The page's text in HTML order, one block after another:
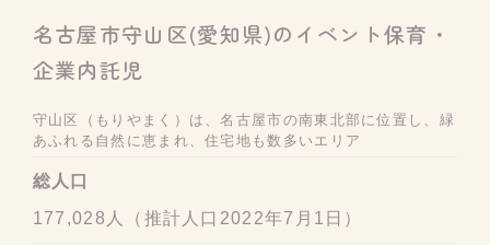
名古屋市守山区(愛知県)のイベント保育・
企業内託児
守山区（もりやまく）は、名古屋市の南東北部に位置し、緑
あふれる自然に恵まれ、住宅地も数多いエリア
総人口
177,028人（推計人口2022年7月1日）